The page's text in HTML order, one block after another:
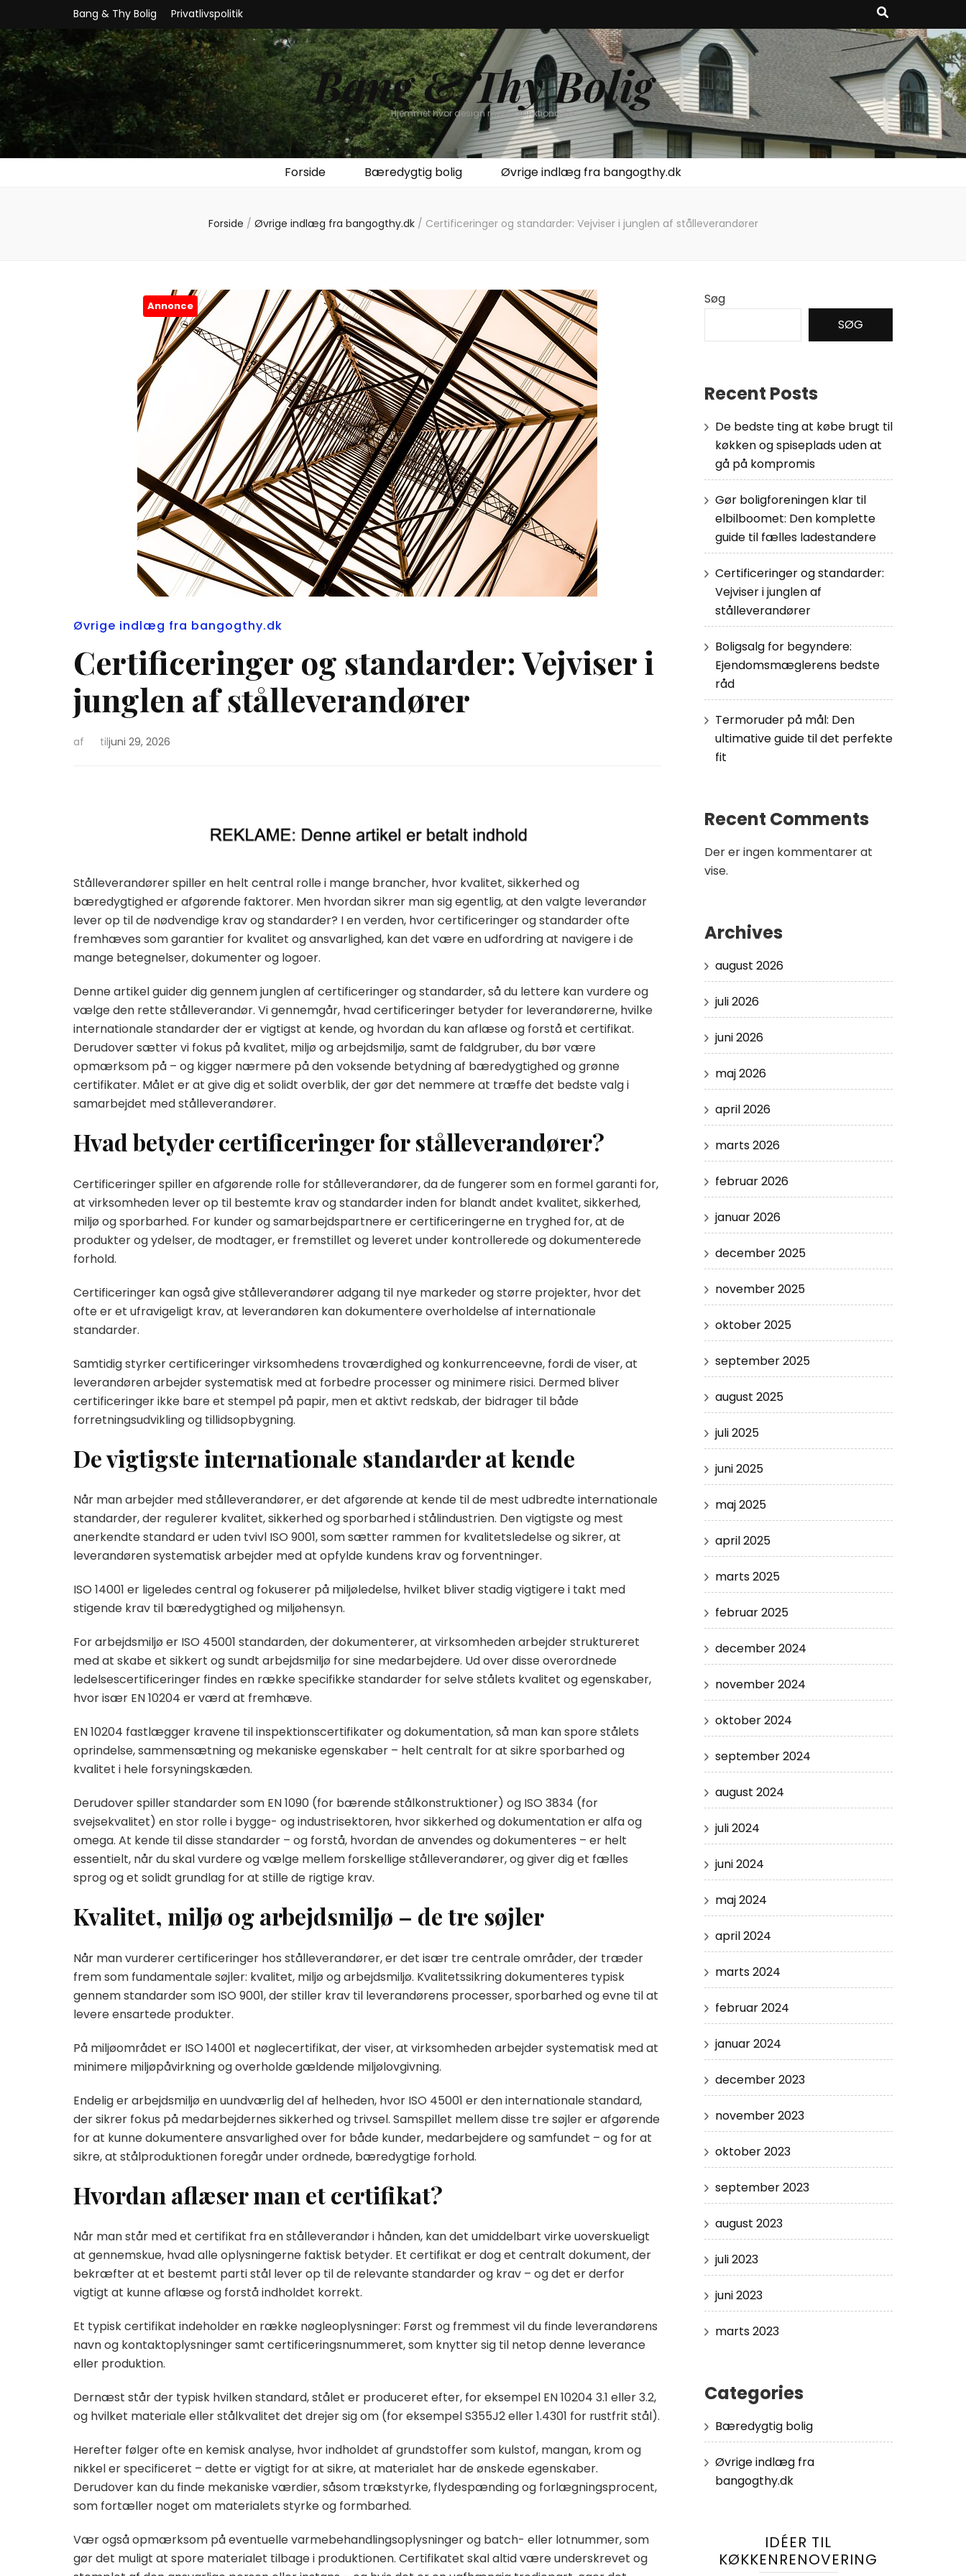
Bang & Thy Bolig Privatlivspolitik
Bang & Thy Bolig
Hjemmet hvor design møder funktionalitet
Forside Bæredygtig bolig Øvrige indlæg fra bangogthy.dk
Forside / Øvrige indlæg fra bangogthy.dk / Certificeringer og standarder: Vejviser i junglen af stålleverandører
Annonce
Øvrige indlæg fra bangogthy.dk
Certificeringer og standarder: Vejviser i
junglen af stålleverandører
af tiljuni 29, 2026
Stålleverandører spiller en helt central rolle i mange brancher, hvor kvalitet, sikkerhed og
bæredygtighed er afgørende faktorer. Men hvordan sikrer man sig egentlig, at den valgte leverandør
lever op til de nødvendige krav og standarder? I en verden, hvor certificeringer og standarder ofte
fremhæves som garantier for kvalitet og ansvarlighed, kan det være en udfordring at navigere i de
mange betegnelser, dokumenter og logoer.
Denne artikel guider dig gennem junglen af certificeringer og standarder, så du lettere kan vurdere og
vælge den rette stålleverandør. Vi gennemgår, hvad certificeringer betyder for leverandørerne, hvilke
internationale standarder der er vigtigst at kende, og hvordan du kan aflæse og forstå et certifikat.
Derudover sætter vi fokus på kvalitet, miljø og arbejdsmiljø, samt de faldgruber, du bør være
opmærksom på – og kigger nærmere på den voksende betydning af bæredygtighed og grønne
certifikater. Målet er at give dig et solidt overblik, der gør det nemmere at træffe det bedste valg i
samarbejdet med stålleverandører.
Hvad betyder certificeringer for stålleverandører?
Certificeringer spiller en afgørende rolle for stålleverandører, da de fungerer som en formel garanti for,
at virksomheden lever op til bestemte krav og standarder inden for blandt andet kvalitet, sikkerhed,
miljø og sporbarhed. For kunder og samarbejdspartnere er certificeringerne en tryghed for, at de
produkter og ydelser, de modtager, er fremstillet og leveret under kontrollerede og dokumenterede
forhold.
Certificeringer kan også give stålleverandører adgang til nye markeder og større projekter, hvor det
ofte er et ufravigeligt krav, at leverandøren kan dokumentere overholdelse af internationale
standarder.
Samtidig styrker certificeringer virksomhedens troværdighed og konkurrenceevne, fordi de viser, at
leverandøren arbejder systematisk med at forbedre processer og minimere risici. Dermed bliver
certificeringer ikke bare et stempel på papir, men et aktivt redskab, der bidrager til både
forretningsudvikling og tillidsopbygning.
De vigtigste internationale standarder at kende
Når man arbejder med stålleverandører, er det afgørende at kende til de mest udbredte internationale
standarder, der regulerer kvalitet, sikkerhed og sporbarhed i stålindustrien. Den vigtigste og mest
anerkendte standard er uden tvivl ISO 9001, som sætter rammen for kvalitetsledelse og sikrer, at
leverandøren systematisk arbejder med at opfylde kundens krav og forventninger.
ISO 14001 er ligeledes central og fokuserer på miljøledelse, hvilket bliver stadig vigtigere i takt med
stigende krav til bæredygtighed og miljøhensyn.
For arbejdsmiljø er ISO 45001 standarden, der dokumenterer, at virksomheden arbejder struktureret
med at skabe et sikkert og sundt arbejdsmiljø for sine medarbejdere. Ud over disse overordnede
ledelsescertificeringer findes en række specifikke standarder for selve stålets kvalitet og egenskaber,
hvor især EN 10204 er værd at fremhæve.
EN 10204 fastlægger kravene til inspektionscertifikater og dokumentation, så man kan spore stålets
oprindelse, sammensætning og mekaniske egenskaber – helt centralt for at sikre sporbarhed og
kvalitet i hele forsyningskæden.
Derudover spiller standarder som EN 1090 (for bærende stålkonstruktioner) og ISO 3834 (for
svejsekvalitet) en stor rolle i bygge- og industrisektoren, hvor sikkerhed og dokumentation er alfa og
omega. At kende til disse standarder – og forstå, hvordan de anvendes og dokumenteres – er helt
essentielt, når du skal vurdere og vælge mellem forskellige stålleverandører, og giver dig et fælles
sprog og et solidt grundlag for at stille de rigtige krav.
Kvalitet, miljø og arbejdsmiljø – de tre søjler
Når man vurderer certificeringer hos stålleverandører, er det især tre centrale områder, der træder
frem som fundamentale søjler: kvalitet, miljø og arbejdsmiljø. Kvalitetssikring dokumenteres typisk
gennem standarder som ISO 9001, der stiller krav til leverandørens processer, sporbarhed og evne til at
levere ensartede produkter.
På miljøområdet er ISO 14001 et nøglecertifikat, der viser, at virksomheden arbejder systematisk med at
minimere miljøpåvirkning og overholde gældende miljølovgivning.
Endelig er arbejdsmiljø en uundværlig del af helheden, hvor ISO 45001 er den internationale standard,
der sikrer fokus på medarbejdernes sikkerhed og trivsel. Samspillet mellem disse tre søjler er afgørende
for at kunne dokumentere ansvarlighed over for både kunder, medarbejdere og samfundet – og for at
sikre, at stålproduktionen foregår under ordnede, bæredygtige forhold.
Hvordan aflæser man et certifikat?
Når man står med et certifikat fra en stålleverandør i hånden, kan det umiddelbart virke uoverskueligt
at gennemskue, hvad alle oplysningerne faktisk betyder. Et certifikat er dog et centralt dokument, der
bekræfter at et bestemt parti stål lever op til de relevante standarder og krav – og det er derfor
vigtigt at kunne aflæse og forstå indholdet korrekt.
Et typisk certifikat indeholder en række nøgleoplysninger: Først og fremmest vil du finde leverandørens
navn og kontaktoplysninger samt certificeringsnummeret, som knytter sig til netop denne leverance
eller produktion.
Dernæst står der typisk hvilken standard, stålet er produceret efter, for eksempel EN 10204 3.1 eller 3.2,
og hvilket materiale eller stålkvalitet det drejer sig om (for eksempel S355J2 eller 1.4301 for rustfrit stål).
Herefter følger ofte en kemisk analyse, hvor indholdet af grundstoffer som kulstof, mangan, krom og
nikkel er specificeret – dette er vigtigt for at sikre, at materialet har de ønskede egenskaber.
Derudover kan du finde mekaniske værdier, såsom trækstyrke, flydespænding og forlægningsprocent,
som fortæller noget om materialets styrke og formbarhed.
Vær også opmærksom på eventuelle varmebehandlingsoplysninger og batch- eller lotnummer, som
gør det muligt at spore materialet tilbage i produktionen. Certifikatet skal altid være underskrevet og
Søg
SØG
Recent Posts
De bedste ting at købe brugt til
køkken og spiseplads uden at
gå på kompromis
Gør boligforeningen klar til
elbilboomet: Den komplette
guide til fælles ladestandere
Certificeringer og standarder:
Vejviser i junglen af
stålleverandører
Boligsalg for begyndere:
Ejendomsmæglerens bedste
råd
Termoruder på mål: Den
ultimative guide til det perfekte
fit
Recent Comments
Der er ingen kommentarer at
vise.
Archives
august 2026
juli 2026
juni 2026
maj 2026
april 2026
marts 2026
februar 2026
januar 2026
december 2025
november 2025
oktober 2025
september 2025
august 2025
juli 2025
juni 2025
maj 2025
april 2025
marts 2025
februar 2025
december 2024
november 2024
oktober 2024
september 2024
august 2024
juli 2024
juni 2024
maj 2024
april 2024
marts 2024
februar 2024
januar 2024
december 2023
november 2023
oktober 2023
september 2023
august 2023
juli 2023
juni 2023
marts 2023
Categories
Bæredygtig bolig
Øvrige indlæg fra
bangogthy.dk
IDÉER TIL
KØKKENRENOVERING